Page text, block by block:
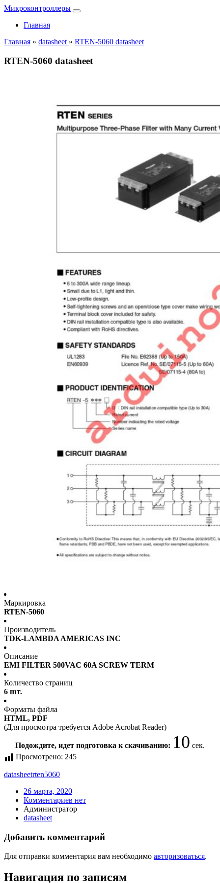
Микроконтроллеры
Главная
Главная » datasheet » RTEN-5060 datasheet
RTEN-5060 datasheet
Маркировка
RTEN-5060
Производитель
TDK-LAMBDA AMERICAS INC
Описание
EMI FILTER 500VAC 60A SCREW TERM
Количество страниц
6 шт.
Форматы файла
HTML, PDF
(Для просмотра требуется Adobe Acrobat Reader)
Подождите, идет подготовка к скачиванию: 10 сек.
Просмотрено: 245
datasheetrten5060
26 марта, 2020
Комментариев нет
Администратор
datasheet
Добавить комментарий
Для отправки комментария вам необходимо авторизоваться.
Навигация по записям